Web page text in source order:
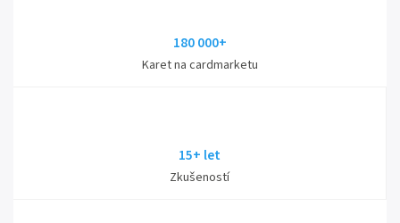
180 000+
Karet na cardmarketu
15+ let
Zkušeností